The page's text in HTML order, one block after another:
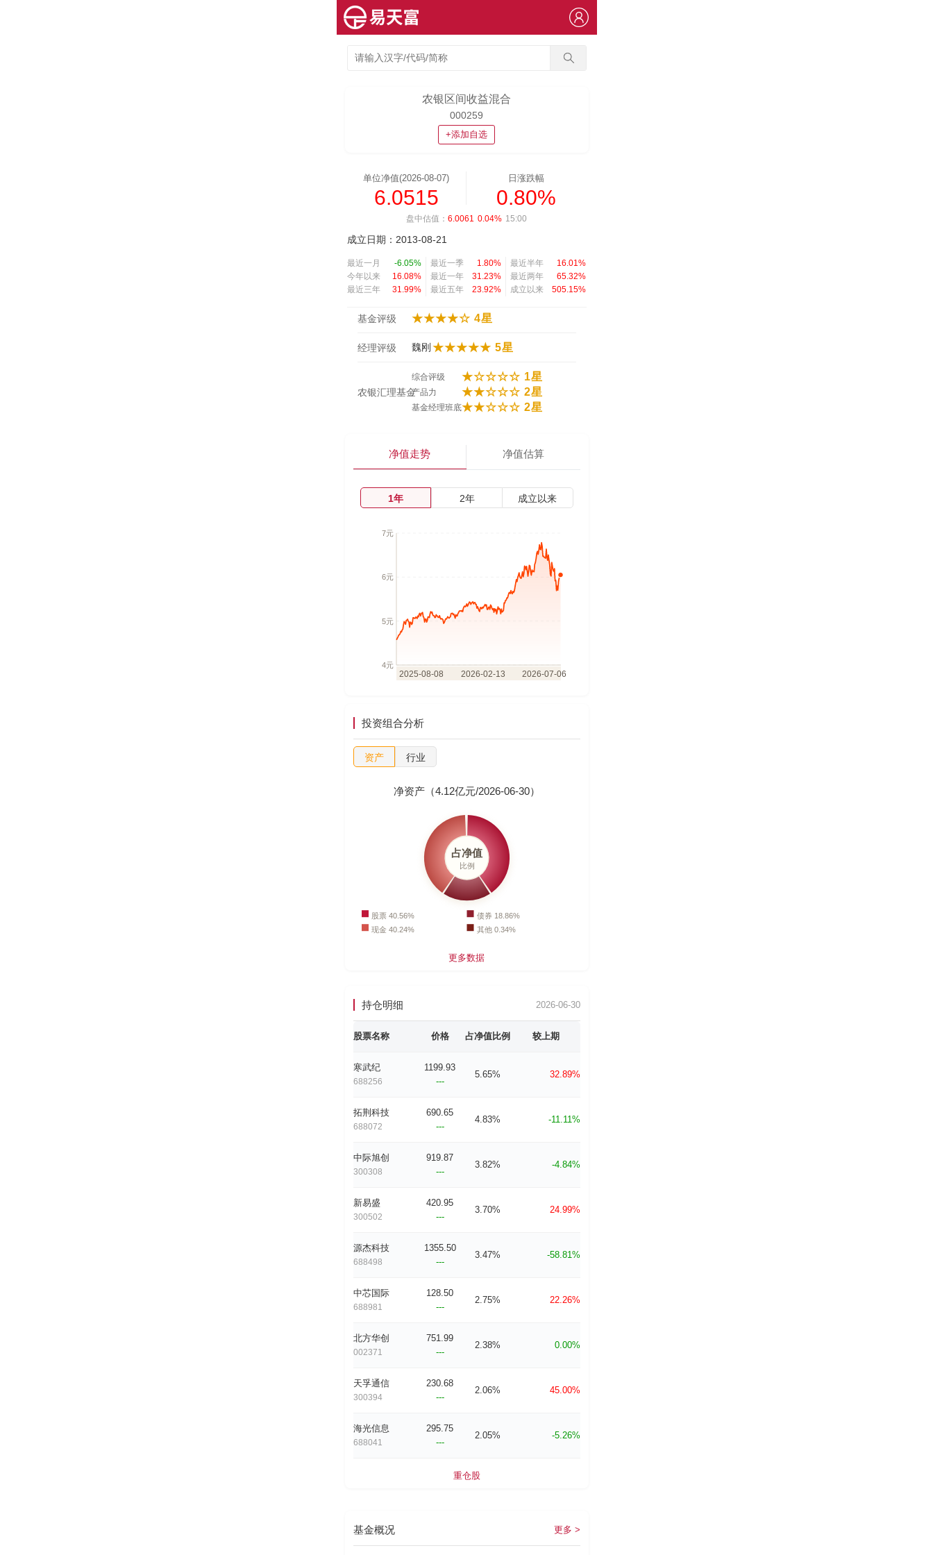
农银区间收益混合
000259
+添加自选
单位净值(2026-08-07)
6.0515
日涨跌幅
0.80%
盘中估值： 6.0061 0.04% 15:00
成立日期：2013-08-21
最近一月 -6.05% 最近一季 1.80% 最近半年
16.01%
今年以来
16.08% 最近一年 31.23% 最近两年
65.32%
最近三年
31.99% 最近五年 23.92% 成立以来 505.15%
基金评级 ★★★★☆ 4星
经理评级 魏刚 ★★★★★ 5星
农银汇理基金
综合评级 ★☆☆☆☆ 1星
产品力 ★★☆☆☆ 2星
基金经理班底★★☆☆☆ 2星
净值走势 净值估算
1年 2年 成立以来
投资组合分析
资产 行业
净资产（4.12亿元/2026-06-30）
更多数据
持仓明细 2026-06-30
股票名称 价格 占净值比例 较上期
寒武纪
688256
1199.93
---
5.65% 32.89%
拓荆科技
688072
690.65
---
4.83% -11.11%
中际旭创
300308
919.87
---
3.82% -4.84%
新易盛
300502
420.95
---
3.70% 24.99%
源杰科技
688498
1355.50
---
3.47% -58.81%
中芯国际
688981
128.50
---
2.75% 22.26%
北方华创
002371
751.99
---
2.38% 0.00%
天孚通信
300394
230.68
---
2.06% 45.00%
海光信息
688041
295.75
---
2.05% -5.26%
重仓股
基金概况 更多 >